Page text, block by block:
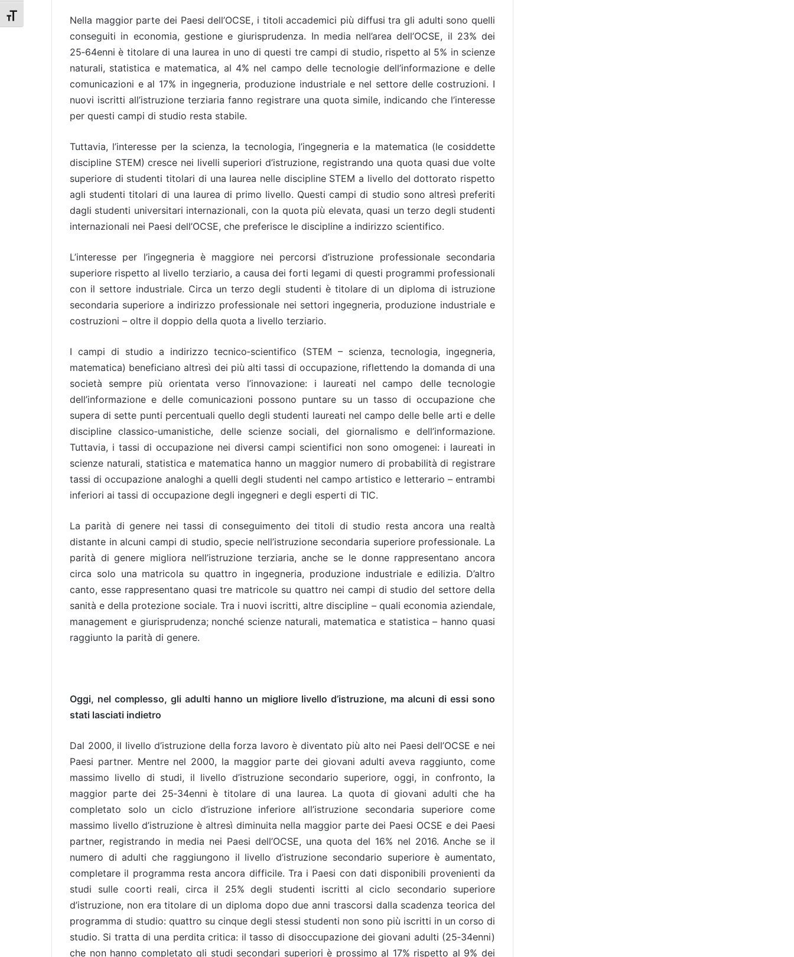
Attiva/disattiva dimensione testo
Nella maggior parte dei Paesi dell’OCSE, i titoli accademici più diffusi tra gli adulti sono quelli
conseguiti in economia, gestione e giurisprudenza. In media nell’area dell’OCSE, il 23% dei
25‑64enni è titolare di una laurea in uno di questi tre campi di studio, rispetto al 5% in scienze
naturali, statistica e matematica, al 4% nel campo delle tecnologie dell’informazione e delle
comunicazioni e al 17% in ingegneria, produzione industriale e nel settore delle costruzioni. I
nuovi iscritti all’istruzione terziaria fanno registrare una quota simile, indicando che l’interesse
per questi campi di studio resta stabile.
Tuttavia, l’interesse per la scienza, la tecnologia, l’ingegneria e la matematica (le cosiddette
discipline STEM) cresce nei livelli superiori d’istruzione, registrando una quota quasi due volte
superiore di studenti titolari di una laurea nelle discipline STEM a livello del dottorato rispetto
agli studenti titolari di una laurea di primo livello. Questi campi di studio sono altresì preferiti
dagli studenti universitari internazionali, con la quota più elevata, quasi un terzo degli studenti
internazionali nei Paesi dell’OCSE, che preferisce le discipline a indirizzo scientifico.
L’interesse per l’ingegneria è maggiore nei percorsi d’istruzione professionale secondaria
superiore rispetto al livello terziario, a causa dei forti legami di questi programmi professionali
con il settore industriale. Circa un terzo degli studenti è titolare di un diploma di istruzione
secondaria superiore a indirizzo professionale nei settori ingegneria, produzione industriale e
costruzioni – oltre il doppio della quota a livello terziario.
I campi di studio a indirizzo tecnico‑scientifico (STEM – scienza, tecnologia, ingegneria,
matematica) beneficiano altresì dei più alti tassi di occupazione, riflettendo la domanda di una
società sempre più orientata verso l’innovazione: i laureati nel campo delle tecnologie
dell’informazione e delle comunicazioni possono puntare su un tasso di occupazione che
supera di sette punti percentuali quello degli studenti laureati nel campo delle belle arti e delle
discipline classico‑umanistiche, delle scienze sociali, del giornalismo e dell’informazione.
Tuttavia, i tassi di occupazione nei diversi campi scientifici non sono omogenei: i laureati in
scienze naturali, statistica e matematica hanno un maggior numero di probabilità di registrare
tassi di occupazione analoghi a quelli degli studenti nel campo artistico e letterario – entrambi
inferiori ai tassi di occupazione degli ingegneri e degli esperti di TIC.
La parità di genere nei tassi di conseguimento dei titoli di studio resta ancora una realtà
distante in alcuni campi di studio, specie nell’istruzione secondaria superiore professionale. La
parità di genere migliora nell’istruzione terziaria, anche se le donne rappresentano ancora
circa solo una matricola su quattro in ingegneria, produzione industriale e edilizia. D’altro
canto, esse rappresentano quasi tre matricole su quattro nei campi di studio del settore della
sanità e della protezione sociale. Tra i nuovi iscritti, altre discipline – quali economia aziendale,
management e giurisprudenza; nonché scienze naturali, matematica e statistica – hanno quasi
raggiunto la parità di genere.
Oggi, nel complesso, gli adulti hanno un migliore livello d’istruzione, ma alcuni di essi sono
stati lasciati indietro
Dal 2000, il livello d’istruzione della forza lavoro è diventato più alto nei Paesi dell’OCSE e nei
Paesi partner. Mentre nel 2000, la maggior parte dei giovani adulti aveva raggiunto, come
massimo livello di studi, il livello d’istruzione secondario superiore, oggi, in confronto, la
maggior parte dei 25‑34enni è titolare di una laurea. La quota di giovani adulti che ha
completato solo un ciclo d’istruzione inferiore all’istruzione secondaria superiore come
massimo livello d’istruzione è altresì diminuita nella maggior parte dei Paesi OCSE e dei Paesi
partner, registrando in media nei Paesi dell’OCSE, una quota del 16% nel 2016. Anche se il
numero di adulti che raggiungono il livello d’istruzione secondario superiore è aumentato,
completare il programma resta ancora difficile. Tra i Paesi con dati disponibili provenienti da
studi sulle coorti reali, circa il 25% degli studenti iscritti al ciclo secondario superiore
d’istruzione, non era titolare di un diploma dopo due anni trascorsi dalla scadenza teorica del
programma di studio: quattro su cinque degli stessi studenti non sono più iscritti in un corso di
studio. Si tratta di una perdita critica: il tasso di disoccupazione dei giovani adulti (25‑34enni)
che non hanno completato gli studi secondari superiori è prossimo al 17% rispetto al 9% dei